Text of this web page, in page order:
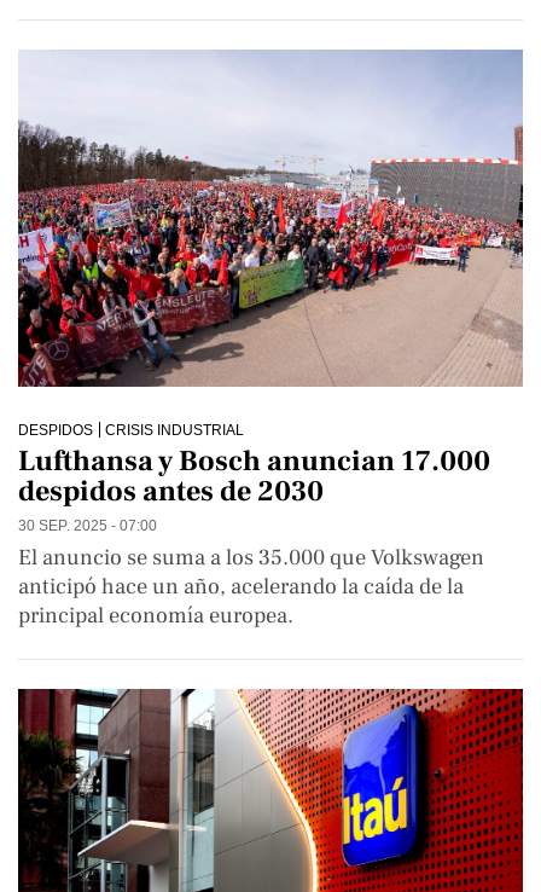
DESPIDOS CRISIS INDUSTRIAL
Lufthansa y Bosch anuncian 17.000
despidos antes de 2030
30 SEP. 2025 - 07:00
El anuncio se suma a los 35.000 que Volkswagen
anticipó hace un año, acelerando la caída de la
principal economía europea.